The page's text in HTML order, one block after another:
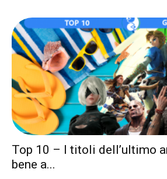
Top 10 – I titoli dell’ultimo
bene a...